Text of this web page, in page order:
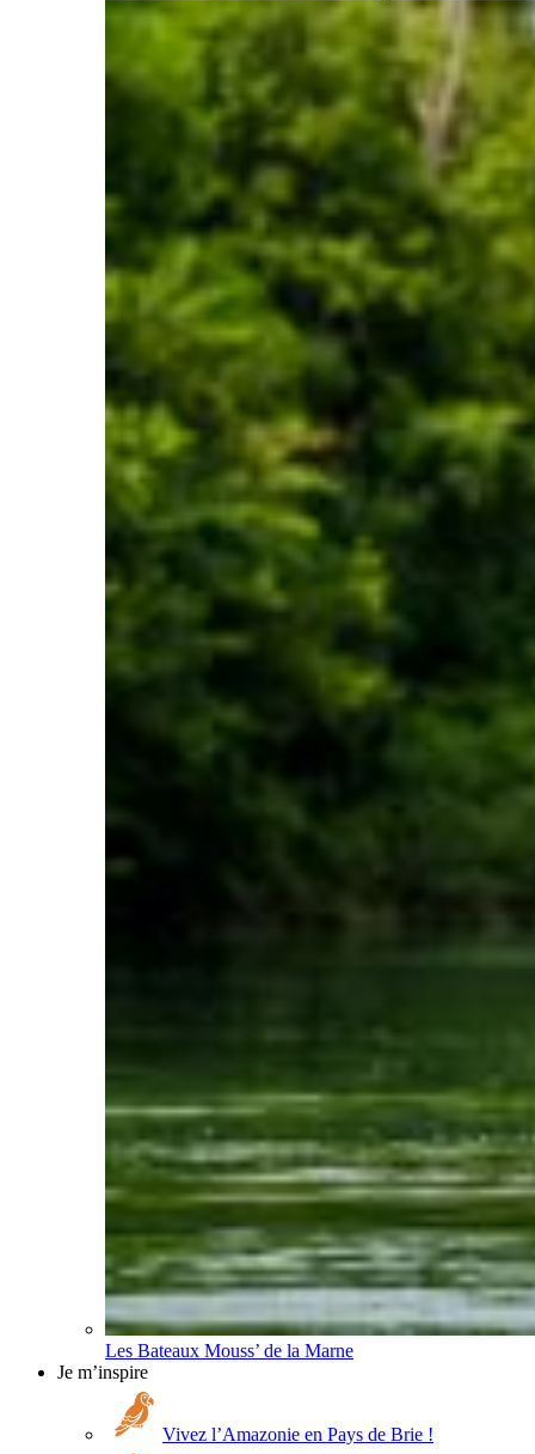
Les Bateaux Mouss’ de la Marne
Je m’inspire
Vivez l’Amazonie en Pays de Brie !